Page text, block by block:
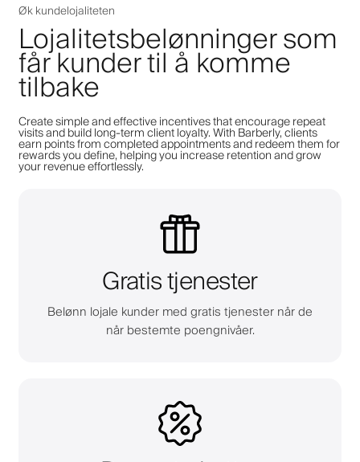
Øk kundelojaliteten
Lojalitetsbelønninger som
får kunder til å komme
tilbake
Create simple and effective incentives that encourage repeat
visits and build long-term client loyalty. With Barberly, clients
earn points from completed appointments and redeem them for
rewards you define, helping you increase retention and grow
your revenue effortlessly.
Gratis tjenester
Belønn lojale kunder med gratis tjenester når de
når bestemte poengnivåer.